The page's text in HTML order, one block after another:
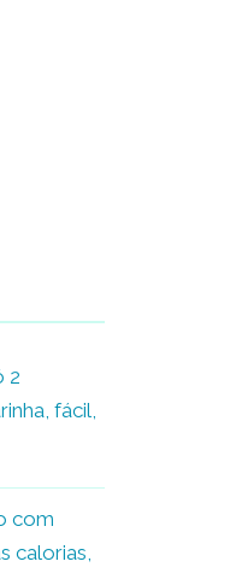
2
fácil,
com
calorias,